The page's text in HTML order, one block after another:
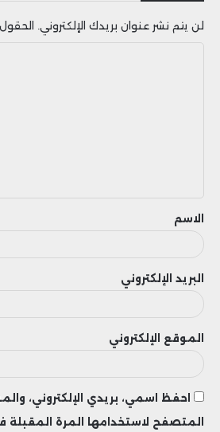
لن يتم نشر عنوان بريدك الإلكتروني. الحقول
ق
الاسم
البريد الإلكتروني
الموقع الإلكتروني
احفظ اسمي، بريدي الإلكتروني،
المتصفح لاستخدامها المرة